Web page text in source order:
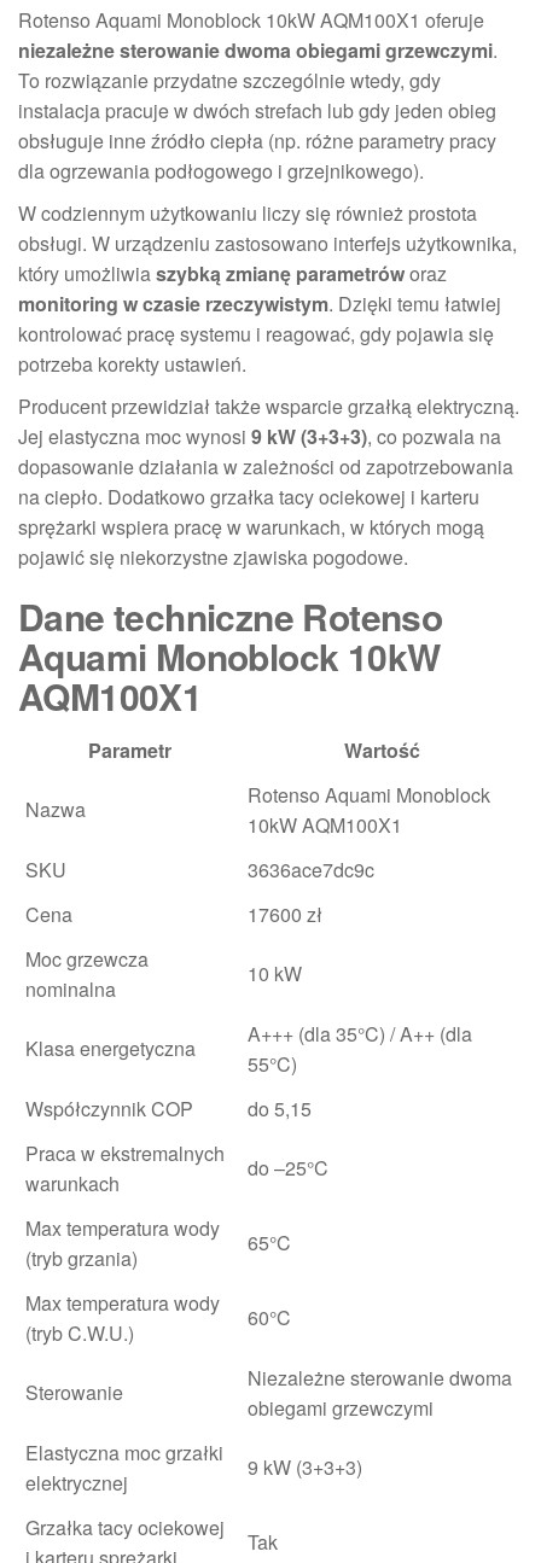
Rotenso Aquami Monoblock 10kW AQM100X1 oferuje
niezależne sterowanie dwoma obiegami grzewczymi.
To rozwiązanie przydatne szczególnie wtedy, gdy
instalacja pracuje w dwóch strefach lub gdy jeden obieg
obsługuje inne źródło ciepła (np. różne parametry pracy
dla ogrzewania podłogowego i grzejnikowego).
W codziennym użytkowaniu liczy się również prostota
obsługi. W urządzeniu zastosowano interfejs użytkownika,
który umożliwiaszybką zmianę parametróworaz
monitoring w czasie rzeczywistym. Dzięki temu łatwiej
kontrolować pracę systemu i reagować, gdy pojawia się
potrzeba korekty ustawień.
Producent przewidział także wsparcie grzałką elektryczną.
Jej elastyczna moc wynosi 9 kW (3+3+3), co pozwala na
dopasowanie działania w zależności od zapotrzebowania
na ciepło. Dodatkowo grzałka tacy ociekowej i karteru
sprężarki wspiera pracę w warunkach, w których mogą
pojawić się niekorzystne zjawiska pogodowe.
Dane techniczne Rotenso
Aquami Monoblock 10kW
AQM100X1
Parametr Wartość
Nazwa
Rotenso Aquami Monoblock
10kW AQM100X1
SKU
3636ace7dc9c
Cena
17600 zł
Moc grzewcza
nominalna
10 kW
Klasa energetyczna
A+++ (dla 35°C) / A++ (dla
55°C)
Współczynnik COP
do 5,15
Praca w ekstremalnych
warunkach
do –25°C
Max temperatura wody
(tryb grzania)
65°C
Max temperatura wody
(tryb C.W.U.)
60°C
Sterowanie
Niezależne sterowanie dwoma
obiegami grzewczymi
Elastyczna moc grzałki
elektrycznej
9 kW (3+3+3)
Grzałka tacy ociekowej
Tak